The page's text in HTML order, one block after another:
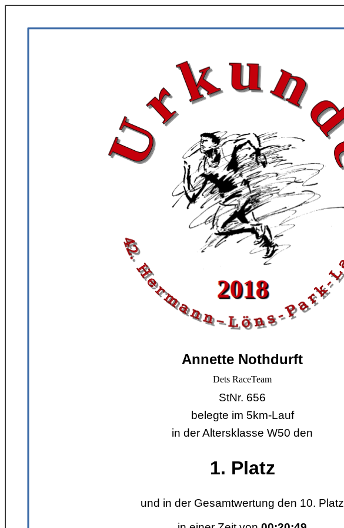
Annette Nothdurft
Dets RaceTeam
StNr. 656
belegte im 5km-Lauf
in der Altersklasse W50 den
1. Platz
und in der Gesamtwertung den 10. Platz